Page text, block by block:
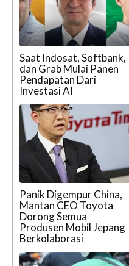
Saat Indosat, Softbank,
dan Grab Mulai Panen
Pendapatan Dari
Investasi AI
Panik Digempur China,
Mantan CEO Toyota
Dorong Semua
Produsen Mobil Jepang
Berkolaborasi